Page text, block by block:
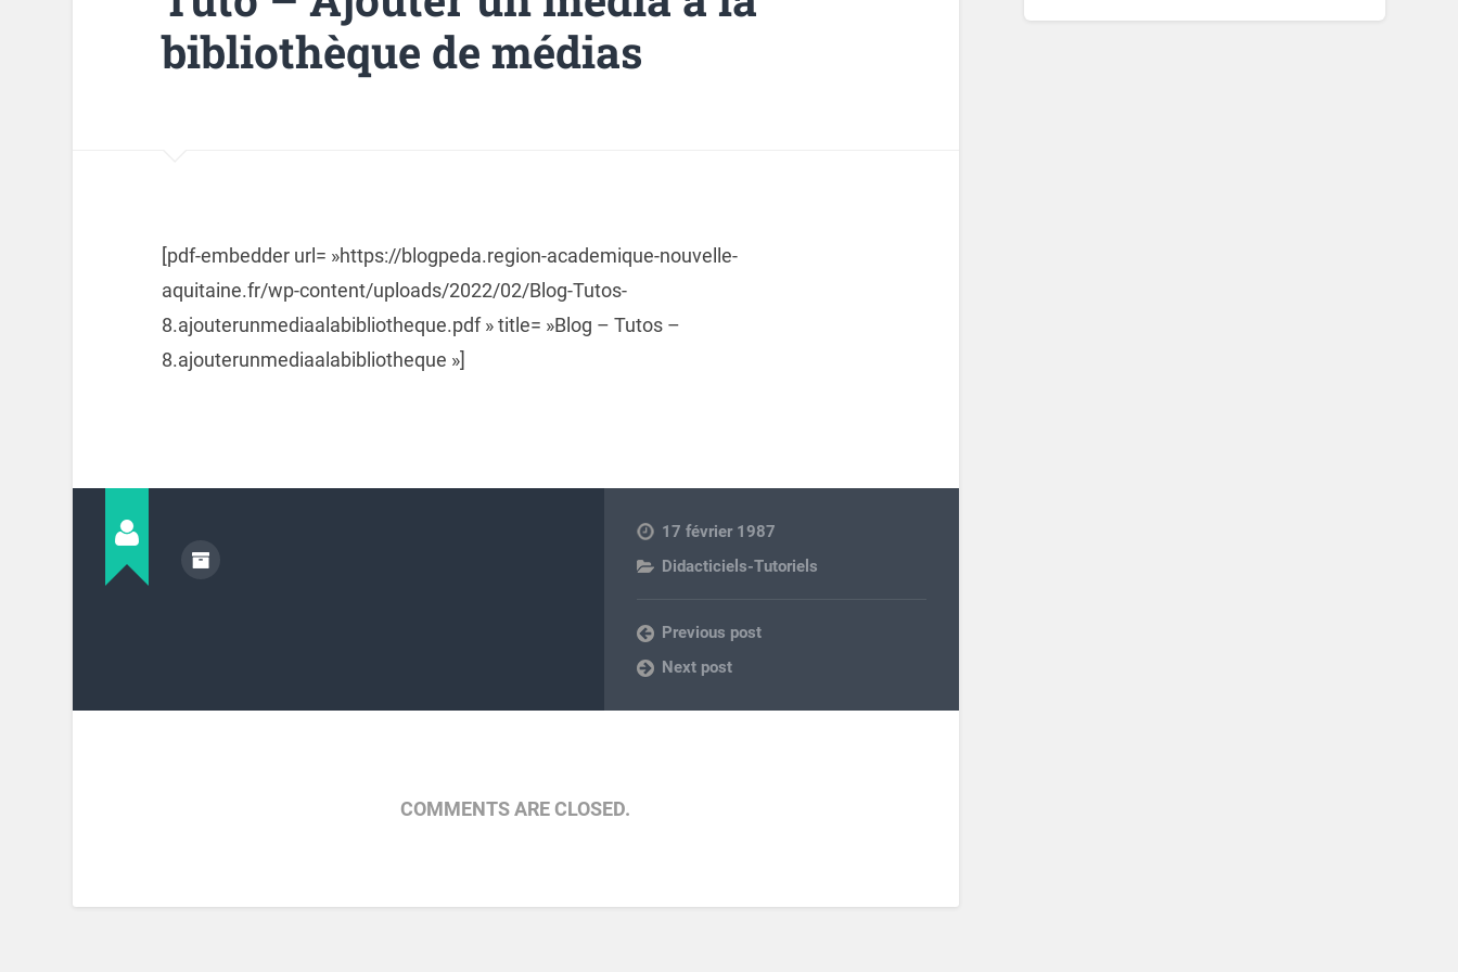
bibliothèque de médias
[pdf-embedder url= »https://blogpeda.region-academique-nouvelle-
aquitaine.fr/wp-content/uploads/2022/02/Blog-Tutos-
8.ajouterunmediaalabibliotheque.pdf » title= »Blog – Tutos –
8.ajouterunmediaalabibliotheque »]
17 février 1987
Didacticiels-Tutoriels
Previous post
Next post
COMMENTS ARE CLOSED.